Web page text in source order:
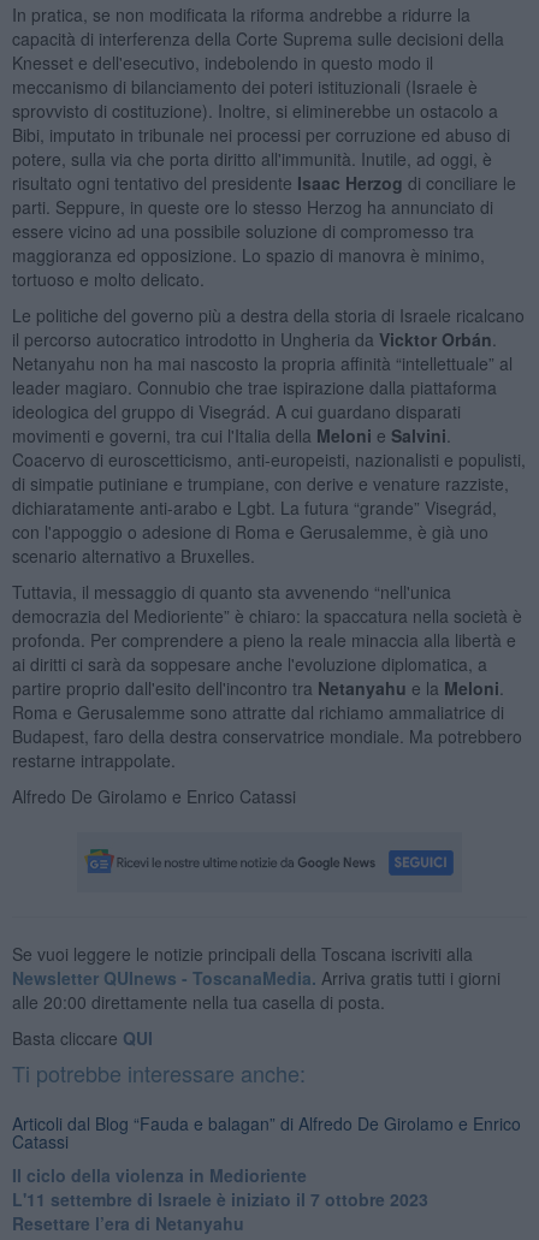
In pratica, se non modificata la riforma andrebbe a ridurre la
capacità di interferenza della Corte Suprema sulle decisioni della
Knesset e dell'esecutivo, indebolendo in questo modo il
meccanismo di bilanciamento dei poteri istituzionali (Israele è
sprovvisto di costituzione). Inoltre, si eliminerebbe un ostacolo a
Bibi, imputato in tribunale nei processi per corruzione ed abuso di
potere, sulla via che porta diritto all'immunità. Inutile, ad oggi, è
risultato ogni tentativo del presidente Isaac Herzog di conciliare le
parti. Seppure, in queste ore lo stesso Herzog ha annunciato di
essere vicino ad una possibile soluzione di compromesso tra
maggioranza ed opposizione. Lo spazio di manovra è minimo,
tortuoso e molto delicato.
Le politiche del governo più a destra della storia di Israele ricalcano
il percorso autocratico introdotto in Ungheria da Vicktor Orbán
Netanyahu non ha mai nascosto la propria affinità “intellettuale” al
leader magiaro. Connubio che trae ispirazione dalla piattaforma
ideologica del gruppo di Visegrád. A cui guardano disparati
movimenti e governi, tra cui l'Italia della Meloni e Salvini
Coacervo di euroscetticismo, anti-europeisti, nazionalisti e populisti,
di simpatie putiniane e trumpiane, con derive e venature razziste,
dichiaratamente anti-arabo e Lgbt. La futura “grande” Visegrád,
con l'appoggio o adesione di Roma e Gerusalemme, è già uno
scenario alternativo a Bruxelles.
Tuttavia, il messaggio di quanto sta avvenendo “nell'unica
democrazia del Medioriente” è chiaro: la spaccatura nella società è
profonda. Per comprendere a pieno la reale minaccia alla libertà e
ai diritti ci sarà da soppesare anche l'evoluzione diplomatica, a
partire proprio dall'esito dell'incontro tra Netanyahu e la Meloni
Roma e Gerusalemme sono attratte dal richiamo ammaliatrice di
Budapest, faro della destra conservatrice mondiale. Ma potrebbero
restarne intrappolate.
Alfredo De Girolamo e Enrico Catassi
Se vuoi leggere le notizie principali della Toscana iscriviti alla
Newsletter QUInews - ToscanaMedia. Arriva gratis tutti i giorni
alle 20:00 direttamente nella tua casella di posta.
Basta cliccare QUI
Ti potrebbe interessare anche:
Articoli dal Blog “Fauda e balagan” di Alfredo De Girolamo e Enrico
Catassi
Il ciclo della violenza in Medioriente
L'11 settembre di Israele è iniziato il 7 ottobre 2023
Resettare l’era di Netanyahu